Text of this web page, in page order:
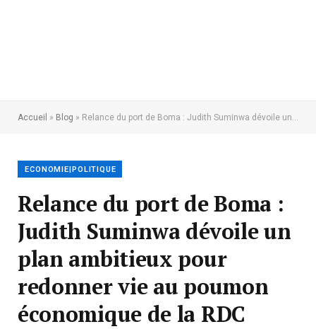
Accueil » Blog » Relance du port de Boma : Judith Suminwa dévoile un plan ambitieux pour redonner vie au poumon économique de la RDC
ECONOMIE|POLITIQUE
Relance du port de Boma :
Judith Suminwa dévoile un
plan ambitieux pour
redonner vie au poumon
économique de la RDC